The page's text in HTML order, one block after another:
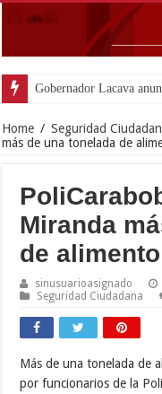
Home / Seguridad
más de una tonelada de
Miranda
de
sinusuarioasignado
Seguridad Ciudadana
Más de una tonelada de
por funcionarios de la